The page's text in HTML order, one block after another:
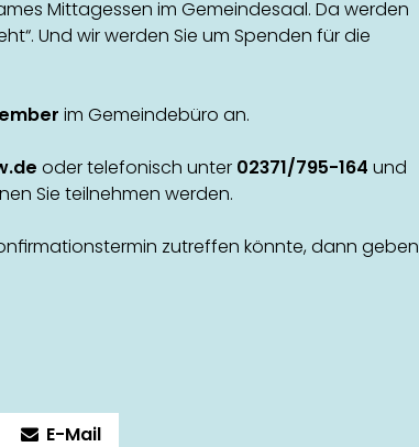
Mittagessen im Gemeindesaal. Da werden
Und wir werden Sie um Spenden für die
im Gemeindebüro an.
oder telefonisch unter 02371/795-164 und
Sie teilnehmen werden.
zutreffen könnte, dann geben
E-Mail